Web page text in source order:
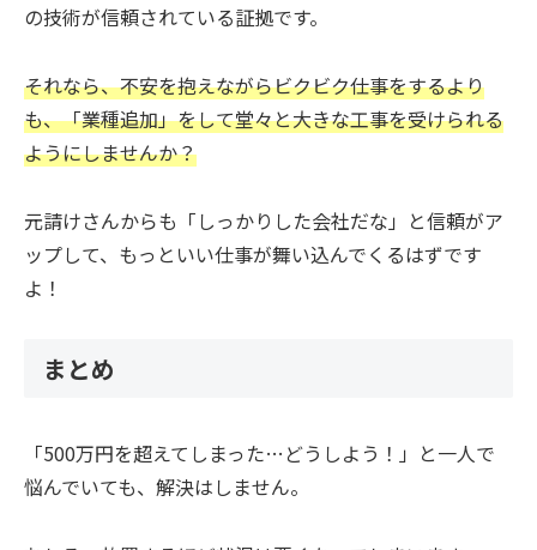
の技術が信頼されている証拠です。
それなら、不安を抱えながらビクビク仕事をするより
も、「業種追加」をして堂々と大きな工事を受けられる
ようにしませんか？
元請けさんからも「しっかりした会社だな」と信頼がア
ップして、もっといい仕事が舞い込んでくるはずです
よ！
まとめ
「500万円を超えてしまった…どうしよう！」と一人で
悩んでいても、解決はしません。